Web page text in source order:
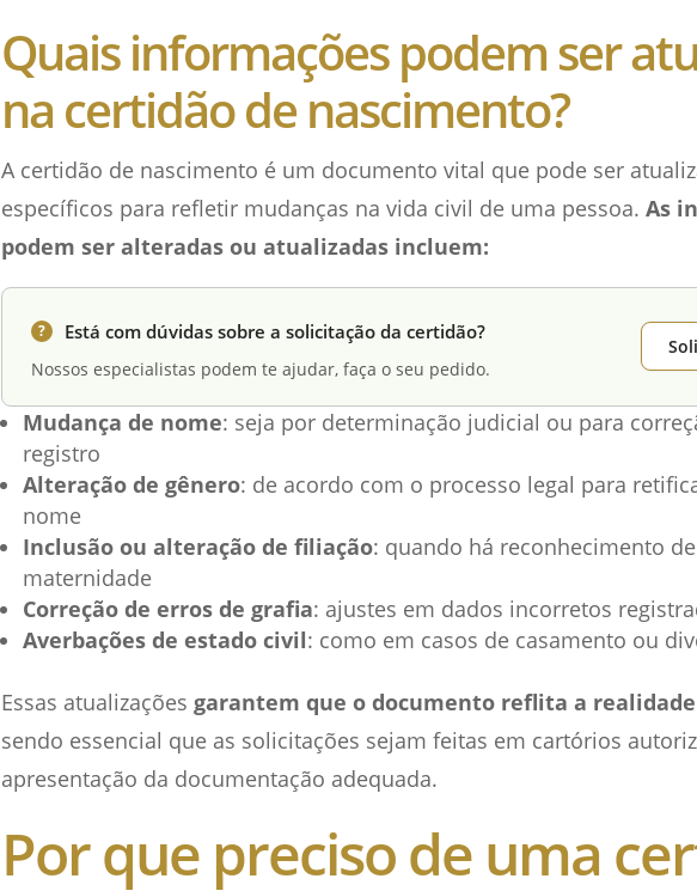
Quais informações podem ser
na certidão de nascimento?
A certidão de nascimento é um documento vital que pode ser
específicos para refletir mudanças na vida civil de uma pessoa. As
podem ser alteradas ou atualizadas incluem:
? Está com dúvidas sobre a solicitação da certidão?
Nossos especialistas podem te ajudar, faça o seu pedido.
Mudança de nome: seja por determinação judicial ou para
registro
Alteração de gênero: de acordo com o processo legal para
nome
Inclusão ou alteração de filiação: quando há reconhecimento
maternidade
Correção de erros de grafia: ajustes em dados incorretos
Averbações de estado civil: como em casos de casamento ou
Essas atualizações garantem que o documento reflita a
sendo essencial que as solicitações sejam feitas em cartórios
apresentação da documentação adequada.
Por que preciso de uma